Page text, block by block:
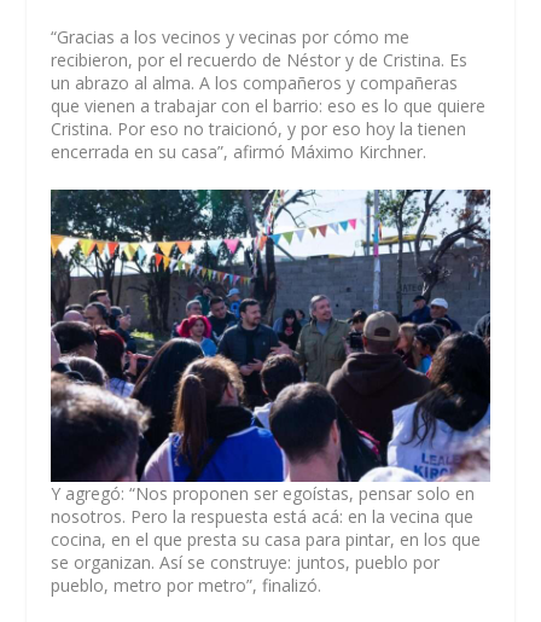
“Gracias a los vecinos y vecinas por cómo me
recibieron, por el recuerdo de Néstor y de Cristina. Es
un abrazo al alma. A los compañeros y compañeras
que vienen a trabajar con el barrio: eso es lo que quiere
Cristina. Por eso no traicionó, y por eso hoy la tienen
encerrada en su casa”, afirmó Máximo Kirchner.
Y agregó: “Nos proponen ser egoístas, pensar solo en
nosotros. Pero la respuesta está acá: en la vecina que
cocina, en el que presta su casa para pintar, en los que
se organizan. Así se construye: juntos, pueblo por
pueblo, metro por metro”, finalizó.